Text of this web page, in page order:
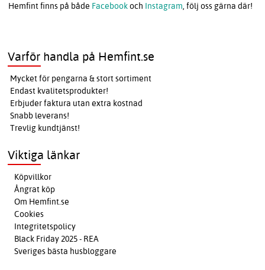
Hemfint finns på både Facebookoch Instagram, följ oss gärna där!
Varför handla på Hemfint.se
Mycket för pengarna & stort sortiment
Endast kvalitetsprodukter!
Erbjuder faktura utan extra kostnad
Snabb leverans!
Trevlig kundtjänst!
Viktiga länkar
Köpvillkor
Ångrat köp
Om Hemfint.se
Cookies
Integritetspolicy
Black Friday 2025 - REA
Sveriges bästa husbloggare